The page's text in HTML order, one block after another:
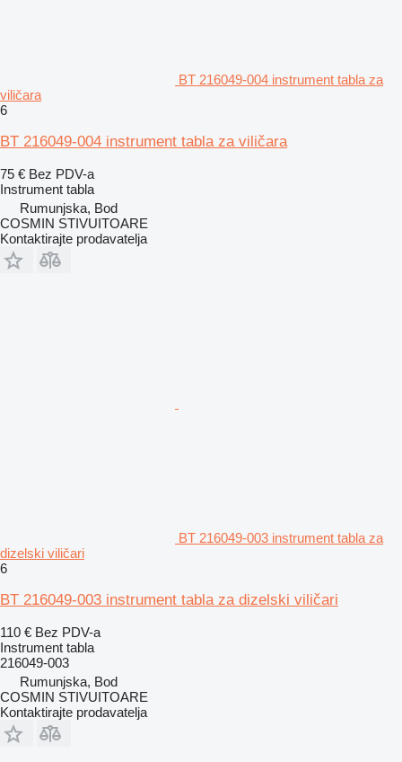
BT 216049-004 instrument tabla za
viličara
6
BT 216049-004 instrument tabla za viličara
75 € Bez PDV-a
Instrument tabla
Rumunjska, Bod
COSMIN STIVUITOARE
Kontaktirajte prodavatelja
BT 216049-003 instrument tabla za
dizelski viličari
6
BT 216049-003 instrument tabla za dizelski viličari
110 € Bez PDV-a
Instrument tabla
216049-003
Rumunjska, Bod
COSMIN STIVUITOARE
Kontaktirajte prodavatelja